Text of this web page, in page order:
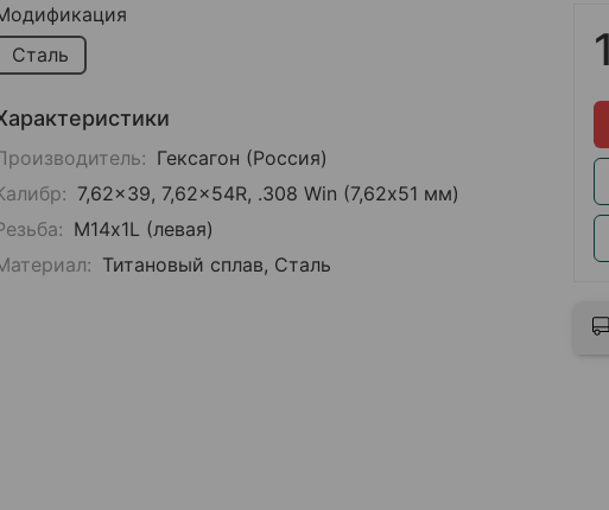
Сталь
Гексагон (Россия)
7,62x39, 7,62x54R, .308 Win (7,62х51 мм)
М14x1L (левая)
Титановый сплав, Сталь